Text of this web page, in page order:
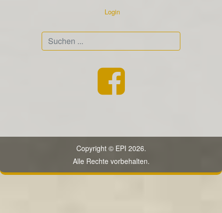
Login
Copyright © EPI 2026.
Alle Rechte vorbehalten.